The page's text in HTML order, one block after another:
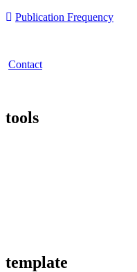
Publication Frequency
Contact
tools
template